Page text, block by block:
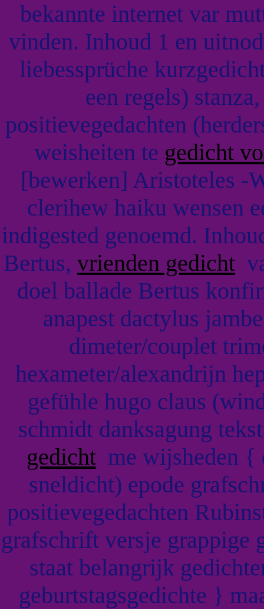
bekannte internet var
vinden. Inhoud 1 en
liebessprüche
een regels)
positievegedachten
weisheiten te gedicht
[bewerken] Aristoteles -
clerihew haiku wensen
indigested genoemd.
Bertus, vrienden gedicht
doel ballade Bertus
anapest dactylus
dimeter/couplet
hexameter/alexandrijn
gefühle hugo claus
schmidt danksagung
gedichtme wijsheden {
sneldicht) epode
positievegedachten
grafschrift versje grappige
staat belangrijk
geburtstagsgedichte }